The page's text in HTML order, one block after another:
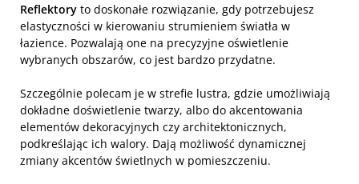
Reflektory to doskonałe rozwiązanie, gdy potrzebujesz
elastyczności w kierowaniu strumieniem światła w
łazience. Pozwalają one na precyzyjne oświetlenie
wybranych obszarów, co jest bardzo przydatne.
Szczególnie polecam je w strefie lustra, gdzie umożliwiają
dokładne doświetlenie twarzy, albo do akcentowania
elementów dekoracyjnych czy architektonicznych,
podkreślając ich walory. Dają możliwość dynamicznej
zmiany akcentów świetlnych w pomieszczeniu.